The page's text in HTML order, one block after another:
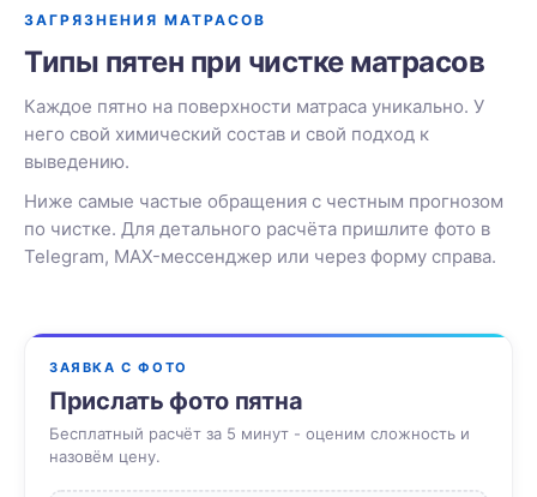
ЗАГРЯЗНЕНИЯ МАТРАСОВ
Типы пятен при чистке матрасов
Каждое пятно на поверхности матраса уникально. У
него свой химический состав и свой подход к
выведению.
Ниже самые частые обращения с честным прогнозом
по чистке. Для детального расчёта пришлите фото в
Telegram, MAX-мессенджер или через форму справа.
ЗАЯВКА С ФОТО
Прислать фото пятна
Бесплатный расчёт за 5 минут - оценим сложность и
назовём цену.